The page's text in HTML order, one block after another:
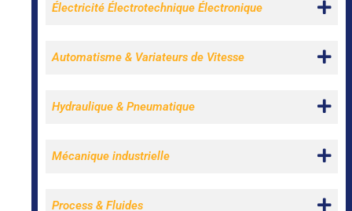
Électricité Électrotechnique Électronique
Automatisme & Variateurs de Vitesse
Hydraulique & Pneumatique
Mécanique industrielle
Process & Fluides